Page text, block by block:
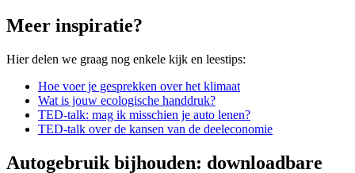
Meer inspiratie?
Hier delen we graag nog enkele kijk en leestips:
Hoe voer je gesprekken over het klimaat
Wat is jouw ecologische handdruk?
TED-talk: mag ik misschien je auto lenen?
TED-talk over de kansen van de deeleconomie
Autogebruik bijhouden: downloadbare